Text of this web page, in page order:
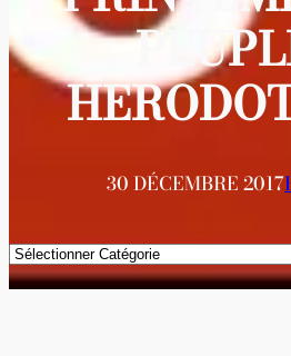
30 DÉCEMBRE 2017
Catégories